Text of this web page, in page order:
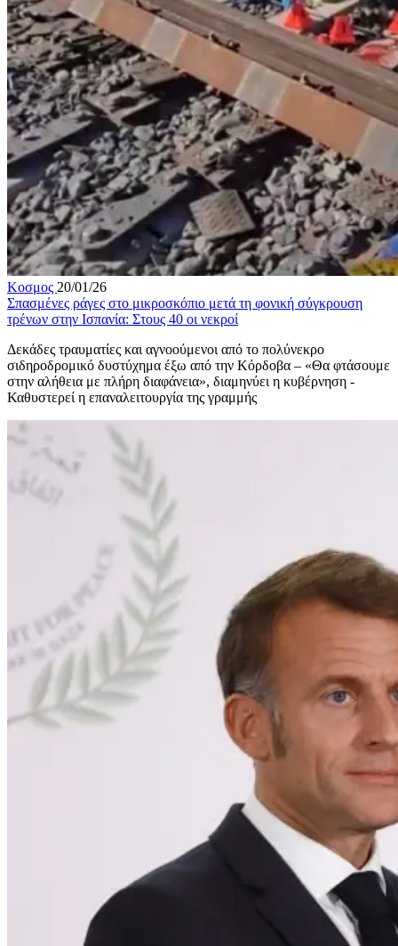
Κοσμος 20/01/26
Σπασμένες ράγες στο μικροσκόπιο μετά τη φονική σύγκρουση
τρένων στην Ισπανία: Στους 40 οι νεκροί
Δεκάδες τραυματίες και αγνοούμενοι από το πολύνεκρο
σιδηροδρομικό δυστύχημα έξω από την Κόρδοβα – «Θα φτάσουμε
στην αλήθεια με πλήρη διαφάνεια», διαμηνύει η κυβέρνηση -
Καθυστερεί η επαναλειτουργία της γραμμής